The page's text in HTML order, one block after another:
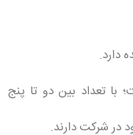
دارد.
تعداد بین دو تا پنج
در شرکت دارند.